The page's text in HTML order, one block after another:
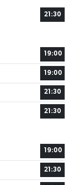
21:30
19:00
19:00
21:30
21:30
19:00
21:30